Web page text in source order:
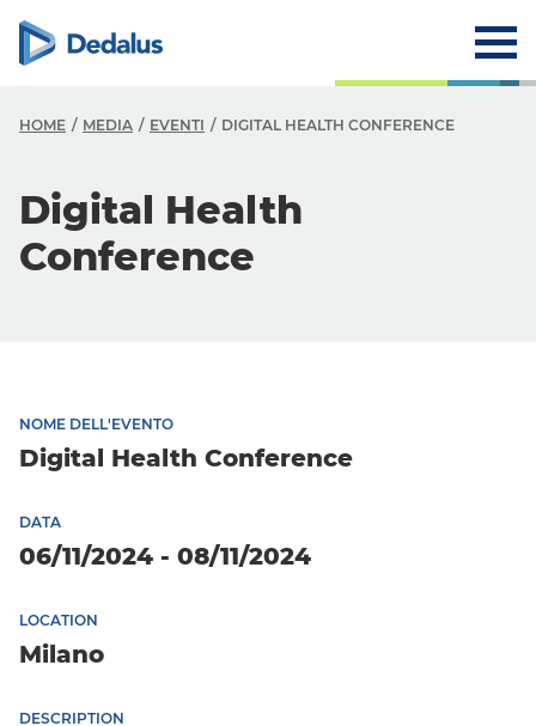
HOME MEDIA EVENTI DIGITAL HEALTH CONFERENCE
Digital Health
Conference
NOME DELL'EVENTO
Digital Health Conference
DATA
06/11/2024 - 08/11/2024
LOCATION
Milano
DESCRIPTION